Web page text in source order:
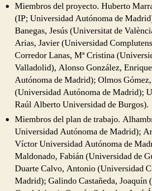
Miembros del proyecto. Huberto
(IP; Universidad Autónoma de
Banegas, Jesús (Universitat de
Arias, Javier (Universidad
Corredor Lanas, Mª Cristina
Valladolid), Alonso González,
Autónoma de Madrid); Olmos
(Universidad Autónoma de Madrid);
Raúl Alberto Universidad de Burgos).
Miembros del plan de trabajo.
Universidad Autónoma de Madrid);
Víctor Universidad Autónoma de
Maldonado, Fabián (Universidad de
Duarte Calvo, Antonio (Universidad
Madrid); Galindo Castañeda, Joaquín